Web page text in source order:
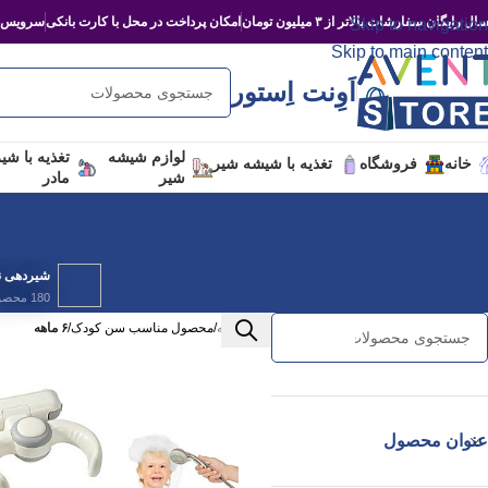
Skip to navigation
Skip to main content
رایگان سفارشات بالاتر از ۳ میلیون تومان امکان پرداخت در محل با کارت بانکی
اَوِنت اِستور
خانه فروشگاه تغذیه با شیشه شیر
لوازم شیشه
شیر
تغذیه با
مادر
شیردهی
180 محصول
عنوان محصول
خانه/محصول مناسب سن کودک/۶ ماهه